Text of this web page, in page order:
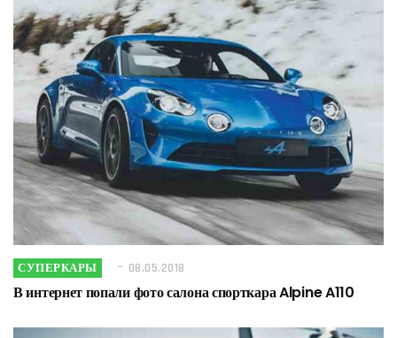
СУПЕРКАРЫ 08.05.2018
В интернет попали фото салона спорткара Alpine A110